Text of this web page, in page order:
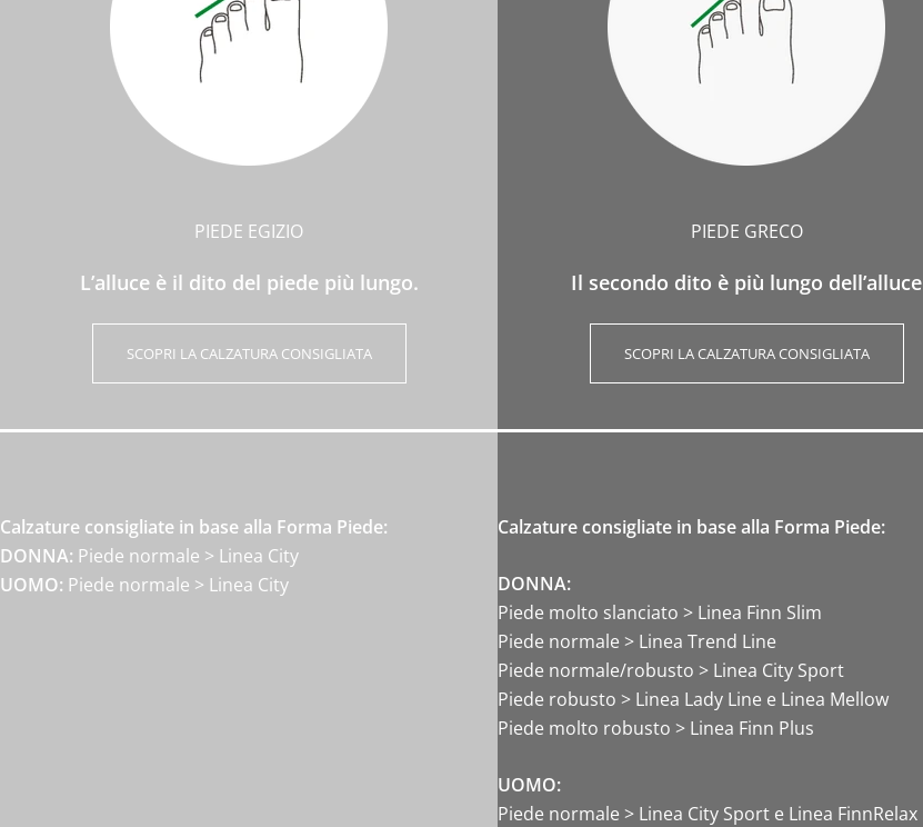
PIEDE EGIZIO
L’alluce è il dito del piede più lungo.
SCOPRI LA CALZATURA CONSIGLIATA
Calzature consigliate in base alla Forma Piede:
DONNA: Piede normale > Linea City
UOMO: Piede normale > Linea City
PIEDE GRECO
Il secondo dito è più lungo dell’alluce
SCOPRI LA CALZATURA CONSIGLIATA
Calzature consigliate in base alla Forma Piede:
DONNA:
Piede molto slanciato > Linea Finn Slim
Piede normale > Linea Trend Line
Piede normale/robusto > Linea City Sport
Piede robusto > Linea Lady Line e Linea Mellow
Piede molto robusto > Linea Finn Plus
UOMO:
Piede normale > Linea City Sport e Linea FinnRelax